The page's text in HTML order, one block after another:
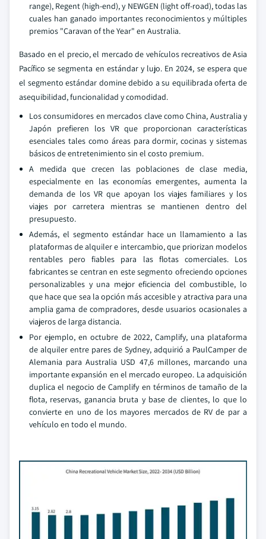
range), Regent (high-end), y NEWGEN (light off-road), todas las
cuales han ganado importantes reconocimientos y múltiples
premios "Caravan of the Year" en Australia.
Basado en el precio, el mercado de vehículos recreativos de Asia
Pacífico se segmenta en estándar y lujo. En 2024, se espera que
el segmento estándar domine debido a su equilibrada oferta de
asequibilidad, funcionalidad y comodidad.
Los consumidores en mercados clave como China, Australia y
Japón prefieren los VR que proporcionan características
esenciales tales como áreas para dormir, cocinas y sistemas
básicos de entretenimiento sin el costo premium.
A medida que crecen las poblaciones de clase media,
especialmente en las economías emergentes, aumenta la
demanda de los VR que apoyan los viajes familiares y los
viajes por carretera mientras se mantienen dentro del
presupuesto.
Además, el segmento estándar hace un llamamiento a las
plataformas de alquiler e intercambio, que priorizan modelos
rentables pero fiables para las flotas comerciales. Los
fabricantes se centran en este segmento ofreciendo opciones
personalizables y una mejor eficiencia del combustible, lo
que hace que sea la opción más accesible y atractiva para una
amplia gama de compradores, desde usuarios ocasionales a
viajeros de larga distancia.
Por ejemplo, en octubre de 2022, Camplify, una plataforma
de alquiler entre pares de Sydney, adquirió a PaulCamper de
Alemania para Australia USD 47,6 millones, marcando una
importante expansión en el mercado europeo. La adquisición
duplica el negocio de Camplify en términos de tamaño de la
flota, reservas, ganancia bruta y base de clientes, lo que lo
convierte en uno de los mayores mercados de RV de par a
vehículo en todo el mundo.